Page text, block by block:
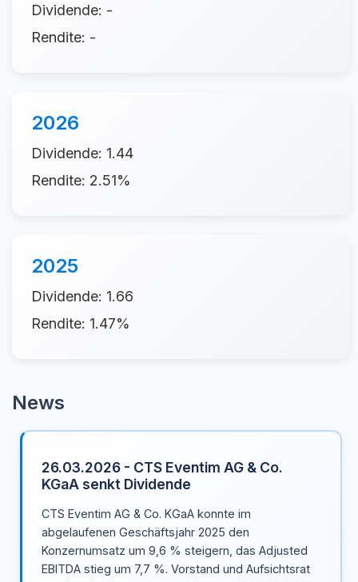
Dividende: -
Rendite: -
2026
Dividende: 1.44
Rendite: 2.51%
2025
Dividende: 1.66
Rendite: 1.47%
News
26.03.2026 - CTS Eventim AG & Co.
KGaA senkt Dividende
CTS Eventim AG & Co. KGaA konnte im
abgelaufenen Geschäftsjahr 2025 den
Konzernumsatz um 9,6 % steigern, das Adjusted
EBITDA stieg um 7,7 %. Vorstand und Aufsichtsrat